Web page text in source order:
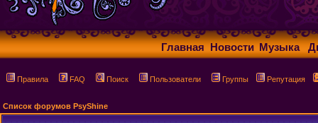
Главная Новости Музыка
Правила FAQ Поиск Пользователи Группы Репутация
Список форумов PsyShine